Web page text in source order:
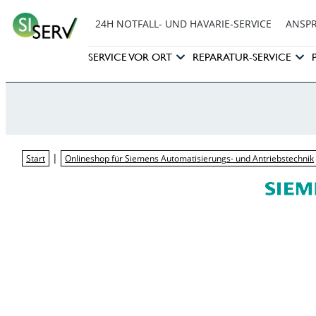
24H NOTFALL- UND HAVARIE-SERVICE
SERVICE VOR ORT REPARATUR-SERVICE
Start | Onlineshop für Siemens Automatisierungs- und Antriebstechnik